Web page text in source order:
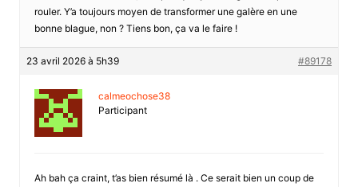
rouler. Y’a toujours moyen de transformer une galère en une
bonne blague, non ? Tiens bon, ça va le faire !
23 avril 2026 à 5h39 #89178
calmeochose38
Participant
Ah bah ça craint, t’as bien résumé là . Ce serait bien un coup de